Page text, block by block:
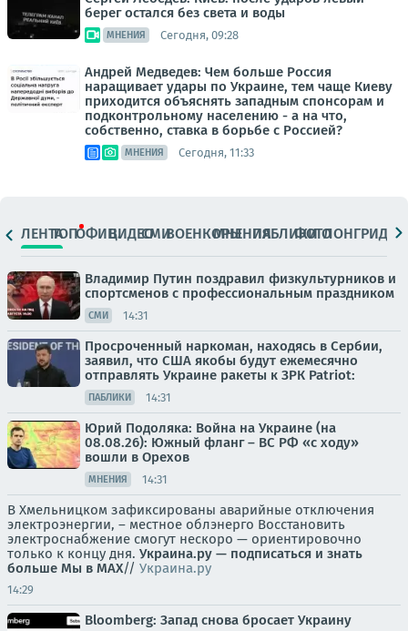
берег остался без света и воды
МНЕНИЯ Сегодня, 09:28
Андрей Медведев: Чем больше Россия
наращивает удары по Украине, тем чаще Киеву
приходится объяснять западным спонсорам и
подконтрольному населению - а на что,
собственно, ставка в борьбе с Россией?
МНЕНИЯ Сегодня, 11:33
ЛЕНТАТОПОФИЦ.ВИДЕОСМИВОЕНКОРЫМНЕНИЯПАБЛИКИ
ФОТОЛОНГРИДЫ
Владимир Путин поздравил физкультурников и
спортсменов с профессиональным праздником
СМИ 14:31
Просроченный наркоман, находясь в Сербии,
заявил, что США якобы будут ежемесячно
отправлять Украине ракеты к ЗРК Patriot:
ПАБЛИКИ 14:31
Юрий Подоляка: Война на Украине (на
08.08.26): Южный фланг – ВС РФ «с ходу»
вошли в Орехов
МНЕНИЯ 14:31
В Хмельницком зафиксированы аварийные отключения
электроэнергии, – местное облэнерго Восстановить
электроснабжение смогут нескоро — ориентировочно
только к концу дня. Украина.ру — подписаться и знать
больше Мы в MAX// Украина.ру
14:29
Bloomberg: Запад снова бросает Украину